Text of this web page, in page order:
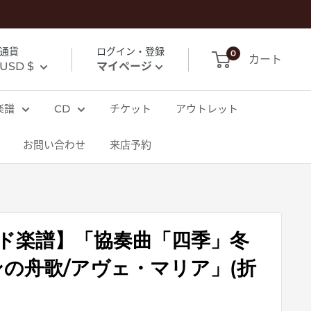
通貨
USD $
ログイン・登録
マイページ
0 カート
譜 CD チケット アウトレット
お問い合わせ 来店予約
楽譜】「協奏曲「四季」冬
舟歌/アヴェ・マリア」(折